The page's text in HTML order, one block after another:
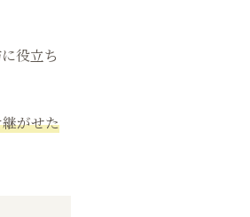
役立ち
がせた